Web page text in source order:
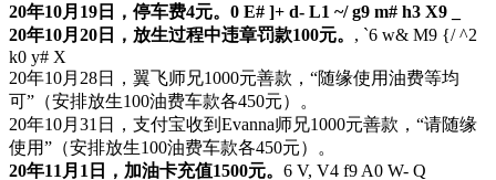
20年10月19日，停车费4元。 0 E# ]+ d- L1 ~/ g9 m# h3 X9 _
20年10月20日，放生过程中违章罚款100元。 , `6 w& M9 {/ ^2
k0 y# X
20年10月28日，翼飞师兄1000元善款，“随缘使用油费等均
可”（安排放生100油费车款各450元）。
20年10月31日，支付宝收到Evanna师兄1000元善款，“请随缘
使用”（安排放生100油费车款各450元）。
20年11月1日，加油卡充值1500元。 6 V, V4 f9 A0 W- Q